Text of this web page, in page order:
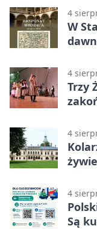
4
W
4
Trzy
4
4
Są